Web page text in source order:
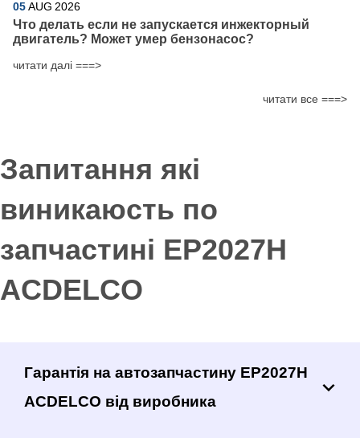
05AUG 2026
Что делать если не запускается инжекторный
двигатель? Может умер бензонасос?
читати далі ===>
читати все ===>
Запитання які
виникаюсть по
запчастині EP2027H
ACDELCO
Гарантія на автозапчастину EP2027H
ACDELCO від виробника